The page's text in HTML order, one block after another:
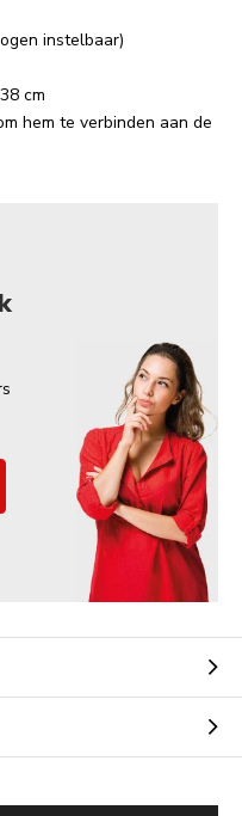
instelbaar)
cm
hem te verbinden aan de